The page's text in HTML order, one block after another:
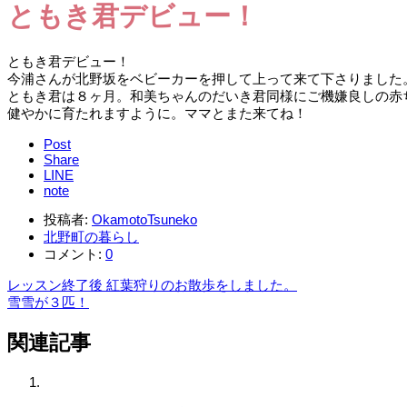
ともき君デビュー！
ともき君デビュー！
今浦さんが北野坂をベビーカーを押して上って来て下さりました
ともき君は８ヶ月。和美ちゃんのだいき君同様にご機嫌良しの赤
健やかに育たれますように。ママとまた来てね！
Post
Share
LINE
note
投稿者: OkamotoTsuneko
北野町の暮らし
コメント: 0
レッスン終了後 紅葉狩りのお散歩をしました。
雪雪が３匹！
関連記事